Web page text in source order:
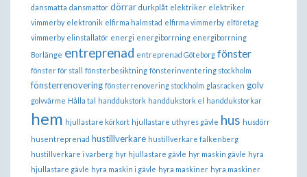
dansmatta dansmattor dörrar durkplåt elektriker elektriker
vimmerby elektronik elfirma halmstad elfirma vimmerby elföretag
vimmerby elinstallatör energi energiborrning energiborrning
Borlänge entreprenad entreprenad Göteborg fönster
fönster för stall fönsterbesiktning fönsterinventering stockholm
fönsterrenovering fönsterrenovering stockholm glasracken golv
golvvärme Hålla tal handdukstork handdukstork el handdukstorkar
hem hjullastare körkort hjullastare uthyres gävle hus husdörr
husentreprenad hustillverkare hustillverkare falkenberg
hustillverkare i varberg hyr hjullastare gävle hyr maskin gävle hyra
hjullastare gävle hyra maskin i gävle hyra maskiner hyra maskiner